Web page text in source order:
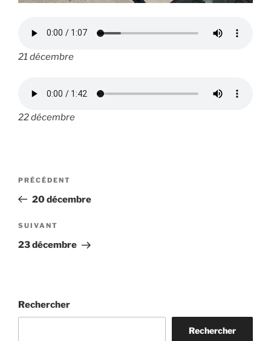
21 décembre
22 décembre
Navigation
l’article
Article
précédent
PRÉCÉDENT
20 décembre
Article
suivant
SUIVANT
23 décembre
Rechercher
Rechercher